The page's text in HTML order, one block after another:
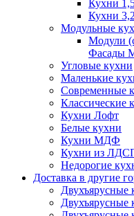
Кухни
Кухни
Модульные
Модули
Фасады
Угловые кухни
Маленькие
Современные
Классические
Кухни Лофт
Белые кухни
Кухни МДФ
Кухни из
Недорогие
Доставка в другие
Двухъярусные
Двухъярусные